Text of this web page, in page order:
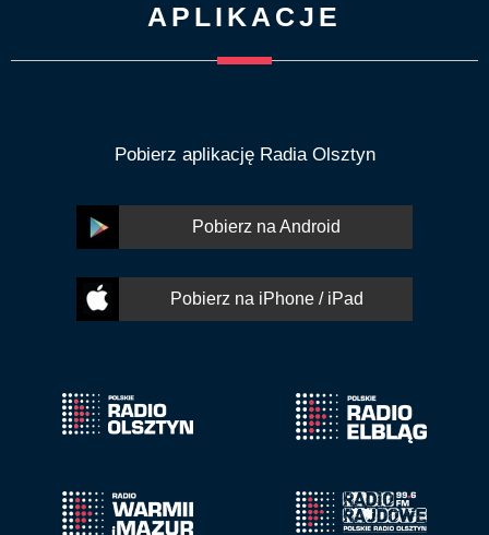
APLIKACJE
Pobierz aplikację Radia Olsztyn
Pobierz na Android
Pobierz na iPhone / iPad